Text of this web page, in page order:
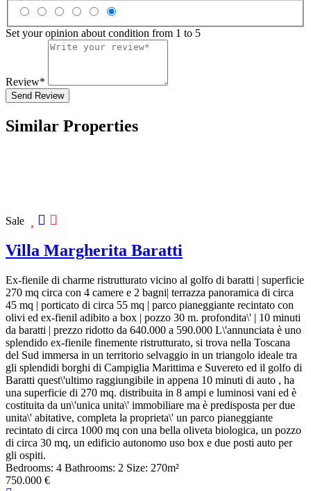
Set your opinion about condition from 1 to 5
Review*
Send Review
Similar Properties
Sale
Villa Margherita Baratti
Ex-fienile di charme ristrutturato vicino al golfo di baratti | superficie
270 mq circa con 4 camere e 2 bagni| terrazza panoramica di circa
45 mq | porticato di circa 55 mq | parco pianeggiante recintato con
olivi ed ex-fienil adibito a box | pozzo 30 m. profondita\' | 10 minuti
da baratti | prezzo ridotto da 640.000 a 590.000 L\'annunciata è uno
splendido ex-fienile finemente ristrutturato, si trova nella Toscana
del Sud immersa in un territorio selvaggio in un triangolo ideale tra
gli splendidi borghi di Campiglia Marittima e Suvereto ed il golfo di
Baratti quest\'ultimo raggiungibile in appena 10 minuti di auto , ha
una superficie di 270 mq. distribuita in 8 ampi e luminosi vani ed è
costituita da un\'unica unita\' immobiliare ma è predisposta per due
unita\' abitative, completa la proprieta\' un parco pianeggiante
recintato di circa 1000 mq con una bella oliveta biologica, un pozzo
di circa 30 mq, un edificio autonomo uso box e due posti auto per
gli ospiti.
Bedrooms: 4 Bathrooms: 2 Size: 270m²
750.000 €